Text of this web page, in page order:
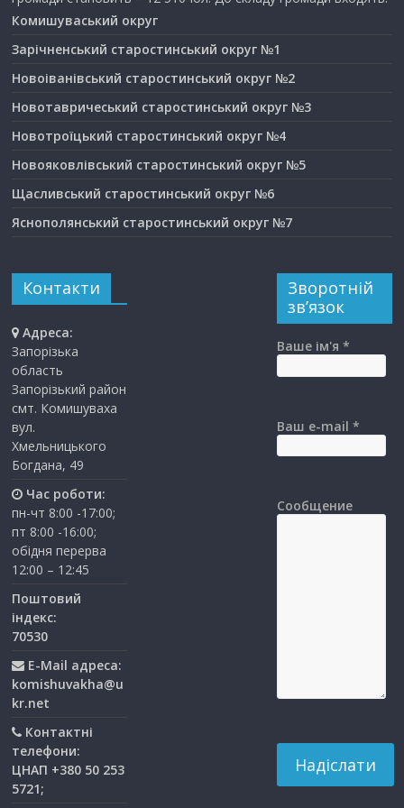
Комишуваський округ
Зарічненський старостинський округ №1
Новоіванівський старостинський округ №2
Новотавричеський старостинський округ №3
Новотроїцький старостинський округ №4
Новояковлівський старостинський округ №5
Щасливський старостинський округ №6
Яснополянський старостинський округ №7
Контакти
Адреса:
Запорізька
область
Запорізький район
смт. Комишуваха
вул.
Хмельницького
Богдана, 49
Час роботи:
пн-чт 8:00 -17:00;
пт 8:00 -16:00;
обідня перерва
12:00 – 12:45
Поштовий
індекс:
70530
E-Mail адреса:
komishuvakha@u
kr.net
Контактні
телефони:
ЦНАП +380 50 253
5721;
Зворотній
зв’язок
Ваше ім'я *
Ваш e-mail *
Сообщение